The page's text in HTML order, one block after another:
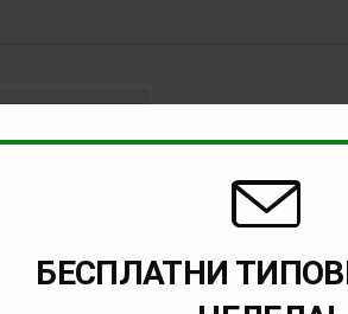
for the next time I comment.
БЕСПЛАТНИ